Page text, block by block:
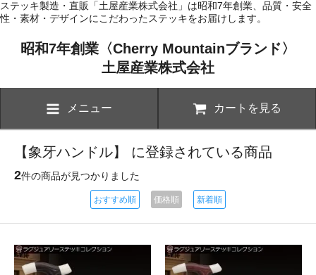
ステッキ製造・直販「土屋産業株式会社」は昭和7年創業、品質・安全
性・素材・デザインにこだわったステッキをお届けします。
昭和7年創業〈Cherry Mountainブランド〉
土屋産業株式会社
メニュー カートを見る
【象牙ハンドル】 に登録されている商品
2件の商品が見つかりました
おすすめ順 価格順 新着順